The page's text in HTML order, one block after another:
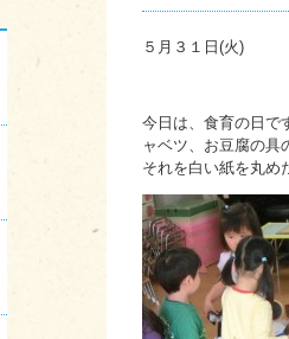
５月３１日(火)
今日は、食育の日で
ャベツ、お豆腐の具
それを白い紙を丸め